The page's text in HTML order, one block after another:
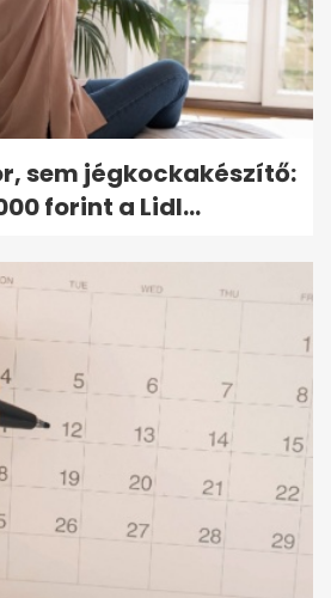
sem jégkockakészítő:
forint a Lidl...